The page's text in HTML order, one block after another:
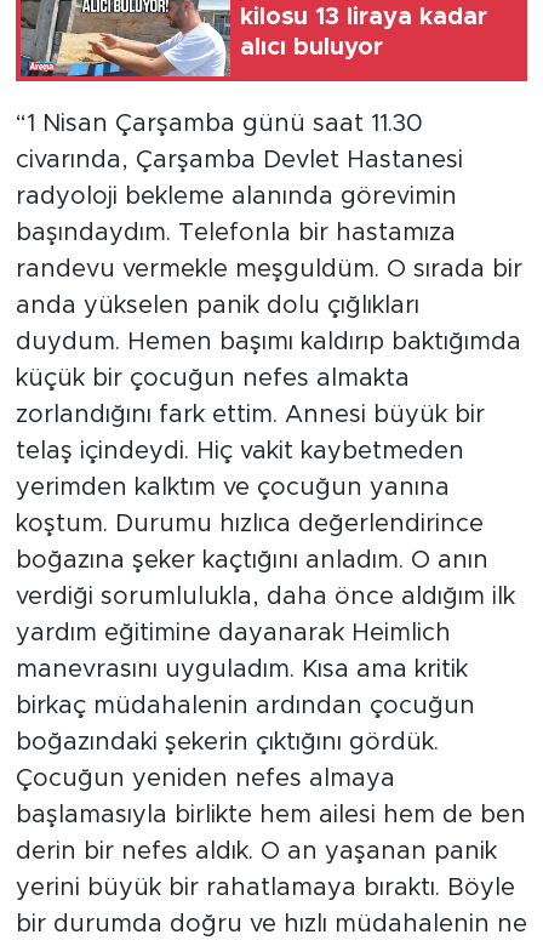
kilosu 13 liraya kadar
alıcı buluyor
“1 Nisan Çarşamba günü saat 11.30
civarında, Çarşamba Devlet Hastanesi
radyoloji bekleme alanında görevimin
başındaydım. Telefonla bir hastamıza
randevu vermekle meşguldüm. O sırada bir
anda yükselen panik dolu çığlıkları
duydum. Hemen başımı kaldırıp baktığımda
küçük bir çocuğun nefes almakta
zorlandığını fark ettim. Annesi büyük bir
telaş içindeydi. Hiç vakit kaybetmeden
yerimden kalktım ve çocuğun yanına
koştum. Durumu hızlıca değerlendirince
boğazına şeker kaçtığını anladım. O anın
verdiği sorumlulukla, daha önce aldığım ilk
yardım eğitimine dayanarak Heimlich
manevrasını uyguladım. Kısa ama kritik
birkaç müdahalenin ardından çocuğun
boğazındaki şekerin çıktığını gördük.
Çocuğun yeniden nefes almaya
başlamasıyla birlikte hem ailesi hem de ben
derin bir nefes aldık. O an yaşanan panik
yerini büyük bir rahatlamaya bıraktı. Böyle
bir durumda doğru ve hızlı müdahalenin ne